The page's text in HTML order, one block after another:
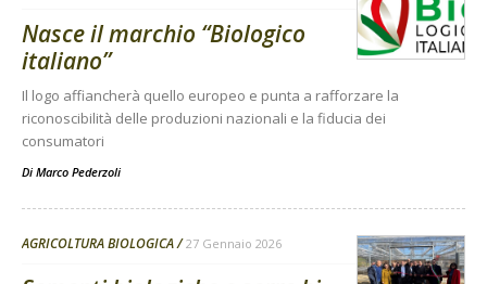
Nasce il marchio “Biologico
italiano”
Il logo affiancherà quello europeo e punta a rafforzare la
riconoscibilità delle produzioni nazionali e la fiducia dei
consumatori
Di Marco Pederzoli
AGRICOLTURA BIOLOGICA 27 Gennaio 2026